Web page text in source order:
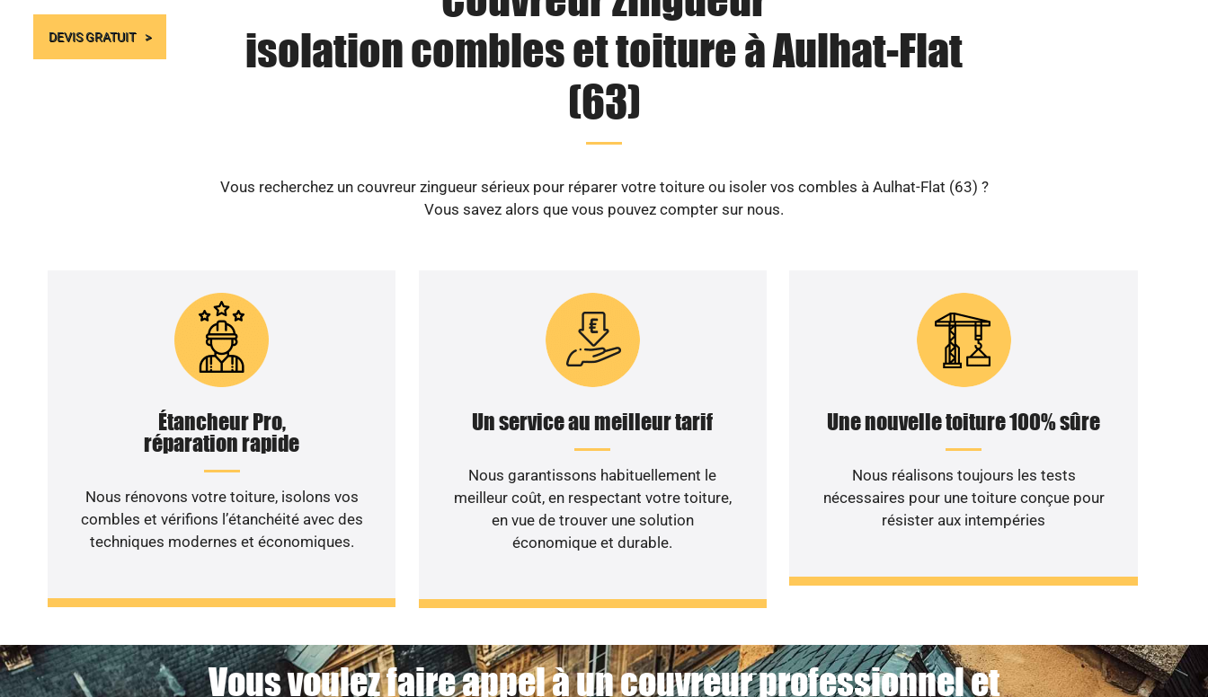
DEVIS GRATUIT
isolation combles et toiture à Aulhat-Flat
(63)
Vous recherchez un couvreur zingueur sérieux pour réparer votre toiture ou isoler vos combles à Aulhat-Flat (63) ?
Vous savez alors que vous pouvez compter sur nous.
Étancheur Pro,
réparation rapide
Nous rénovons votre toiture, isolons vos
combles et vérifions l’étanchéité avec des
techniques modernes et économiques.
Un service au meilleur tarif
Nous garantissons habituellement le
meilleur coût, en respectant votre toiture,
en vue de trouver une solution
économique et durable.
Une nouvelle toiture 100% sûre
Nous réalisons toujours les tests
nécessaires pour une toiture conçue pour
résister aux intempéries
Vous voulez faire appel à un couvreur professionnel et